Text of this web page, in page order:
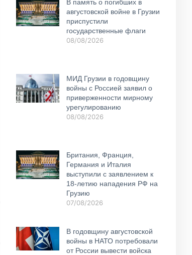
В память о погибших в
августовской войне в Грузии
приспустили
государственные флаги
08/08/2026
МИД Грузии в годовщину
войны с Россией заявил о
приверженности мирному
урегулированию
08/08/2026
Британия, Франция,
Германия и Италия
выступили с заявлением к
18-летию нападения РФ на
Грузию
07/08/2026
В годовщину августовской
войны в НАТО потребовали
от России вывести войска